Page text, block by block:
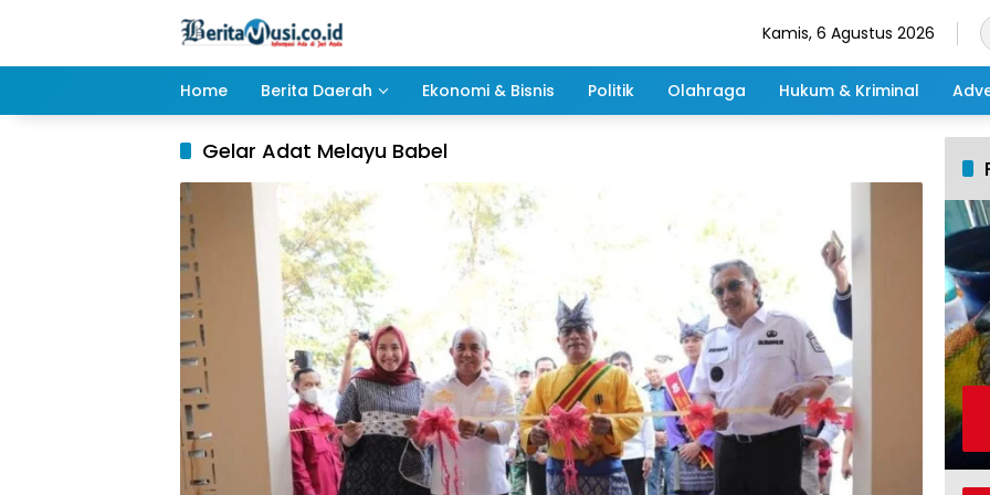
Kamis, 6 Agustus 2026
Home Berita Daerah Ekonomi & Bisnis Politik Olahraga Hukum & Kriminal
Gelar Adat Melayu Babel